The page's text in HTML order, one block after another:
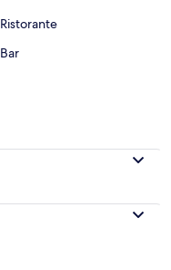
Ristorante
Bar